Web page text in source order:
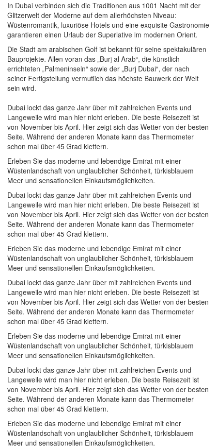
In Dubai verbinden sich die Traditionen aus 1001 Nacht mit der
Glitzerwelt der Moderne auf dem allerhöchsten Niveau:
Wüstenromantik, luxuriöse Hotels und eine exquisite Gastronomie
garantieren einen Urlaub der Superlative im modernen Orient.
Die Stadt am arabischen Golf ist bekannt für seine spektakulären
Bauprojekte. Allen voran das „Burj al Arab“, die künstlich
errichteten „Palmeninseln“ sowie der „Burj Dubai“, der nach
seiner Fertigstellung vermutlich das höchste Bauwerk der Welt
sein wird.
Dubai lockt das ganze Jahr über mit zahlreichen Events und
Langeweile wird man hier nicht erleben. Die beste Reisezeit ist
von November bis April. Hier zeigt sich das Wetter von der besten
Seite. Während der anderen Monate kann das Thermometer
schon mal über 45 Grad klettern.
Erleben Sie das moderne und lebendige Emirat mit einer
Wüstenlandschaft von unglaublicher Schönheit, türkisblauem
Meer und sensationellen Einkaufsmöglichkeiten.
Dubai lockt das ganze Jahr über mit zahlreichen Events und
Langeweile wird man hier nicht erleben. Die beste Reisezeit ist
von November bis April. Hier zeigt sich das Wetter von der besten
Seite. Während der anderen Monate kann das Thermometer
schon mal über 45 Grad klettern.
Erleben Sie das moderne und lebendige Emirat mit einer
Wüstenlandschaft von unglaublicher Schönheit, türkisblauem
Meer und sensationellen Einkaufsmöglichkeiten.
Dubai lockt das ganze Jahr über mit zahlreichen Events und
Langeweile wird man hier nicht erleben. Die beste Reisezeit ist
von November bis April. Hier zeigt sich das Wetter von der besten
Seite. Während der anderen Monate kann das Thermometer
schon mal über 45 Grad klettern.
Erleben Sie das moderne und lebendige Emirat mit einer
Wüstenlandschaft von unglaublicher Schönheit, türkisblauem
Meer und sensationellen Einkaufsmöglichkeiten.
Dubai lockt das ganze Jahr über mit zahlreichen Events und
Langeweile wird man hier nicht erleben. Die beste Reisezeit ist
von November bis April. Hier zeigt sich das Wetter von der besten
Seite. Während der anderen Monate kann das Thermometer
schon mal über 45 Grad klettern.
Erleben Sie das moderne und lebendige Emirat mit einer
Wüstenlandschaft von unglaublicher Schönheit, türkisblauem
Meer und sensationellen Einkaufsmöglichkeiten.